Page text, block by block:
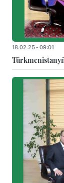
18.02.25 - 09:01